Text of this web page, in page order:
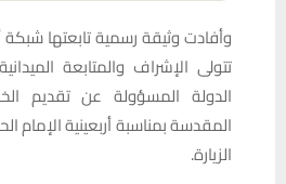
وأفادت وثيقة رسمية تابعتها شبكة
تتولى الإشراف والمتابعة
الدولة المسؤولة عن تقديم
المقدسة بمناسبة أربعينية الإمام
الزيارة.